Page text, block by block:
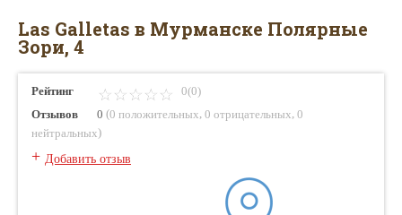
Las Galletas в Мурманске Полярные
Зори, 4
Рейтинг
0(0)
Отзывов
0 (0 положительных, 0 отрицательных, 0
нейтральных)
+ Добавить отзыв